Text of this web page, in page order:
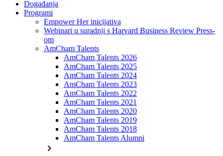
Događanja
Programi
Empower Her inicijativa
Webinari u suradnji s Harvard Business Review Press-
om
AmCham Talents
AmCham Talents 2026
AmCham Talents 2025
AmCham Talents 2024
AmCham Talents 2023
AmCham Talents 2022
AmCham Talents 2021
AmCham Talents 2020
AmCham Talents 2019
AmCham Talents 2018
AmCham Talents Alumni
chevron_right